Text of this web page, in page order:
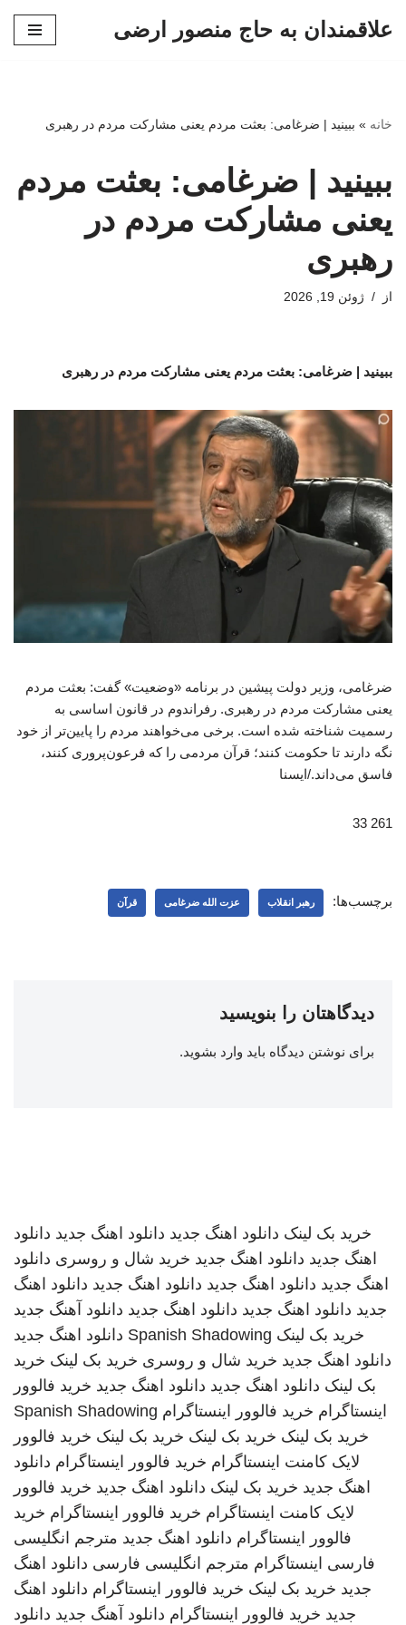
علاقمندان به حاج منصور ارضی
خانه » ببینید | ضرغامی: بعثت مردم یعنی مشارکت مردم در رهبری
ببینید | ضرغامی: بعثت مردم
یعنی مشارکت مردم در
رهبری
از ژوئن 19, 2026
ببینید | ضرغامی: بعثت مردم یعنی مشارکت مردم در رهبری
ضرغامی، وزیر دولت پیشین در برنامه «وضعیت» گفت: بعثت مردم
یعنی مشارکت مردم در رهبری. رفراندوم در قانون اساسی به
رسمیت شناخته شده است. برخی می‌خواهند مردم را پایین‌تر از خود
نگه دارند تا حکومت کنند؛ قرآن مردمی را که فرعون‌پروری کنند،
فاسق می‌داند./ایسنا
261 33
برچسب‌ها: رهبر انقلاب عزت الله ضرغامی قرآن
دیدگاهتان را بنویسید
برای نوشتن دیدگاه باید وارد بشوید.
خرید بک لینک دانلود اهنگ جدید دانلود اهنگ جدید دانلود
اهنگ جدید دانلود اهنگ جدید خرید شال و روسری دانلود
اهنگ جدید دانلود اهنگ جدید دانلود اهنگ جدید دانلود اهنگ
جدید دانلود اهنگ جدید دانلود اهنگ جدید دانلود آهنگ جدید
خرید بک لینک Spanish Shadowing دانلود اهنگ جدید
دانلود اهنگ جدید خرید شال و روسری خرید بک لینک خرید
بک لینک دانلود اهنگ جدید دانلود اهنگ جدید خرید فالوور
اینستاگرام خرید فالوور اینستاگرام Spanish Shadowing
خرید بک لینک خرید بک لینک خرید بک لینک خرید فالوور
لایک کامنت اینستاگرام خرید فالوور اینستاگرام دانلود
اهنگ جدید خرید بک لینک دانلود اهنگ جدید خرید فالوور
لایک کامنت اینستاگرام خرید فالوور اینستاگرام خرید
فالوور اینستاگرام دانلود اهنگ جدید مترجم انگلیسی
فارسی اینستاگرام مترجم انگلیسی فارسی دانلود اهنگ
جدید خرید بک لینک خرید فالوور اینستاگرام دانلود اهنگ
جدید خرید فالوور اینستاگرام دانلود آهنگ جدید دانلود